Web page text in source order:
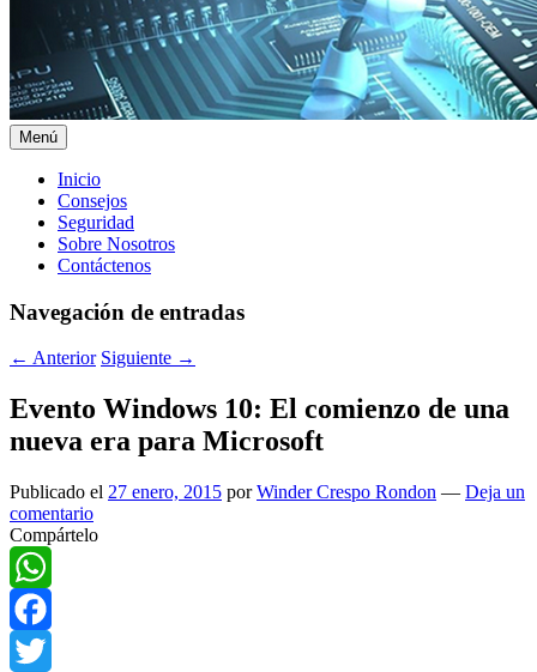
Menú
Menú
principal
Inicio
Consejos
Seguridad
Sobre Nosotros
Contáctenos
Navegación de entradas
← Anterior Siguiente →
Evento Windows 10: El comienzo de una
nueva era para Microsoft
Publicado el 27 enero, 2015 porWinder Crespo Rondon — Deja un
comentario
Compártelo
WhatsApp
Facebook